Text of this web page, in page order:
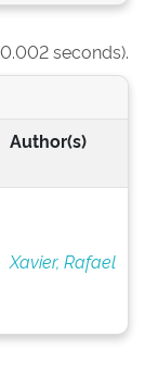
seconds).
Author(s)
Xavier, Rafael